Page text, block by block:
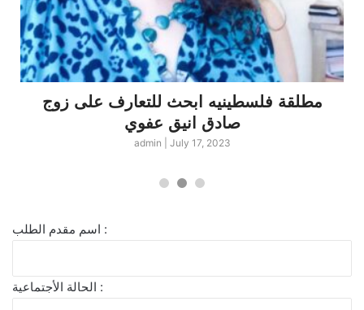
مطلقة فلسطينيه ابحث للتعارف على زوج
صادق انيق عفوي
admin July 17, 2023
اسم مقدم الطلب :
الحالة الأجتماعية :